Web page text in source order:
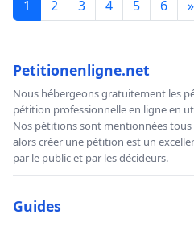
1 2 3 4 5 6 »
Petitionenligne.net
Nous hébergeons gratuitement les
pétition professionnelle en ligne en
Nos pétitions sont mentionnées tous
alors créer une pétition est un
par le public et par les décideurs.
Guides